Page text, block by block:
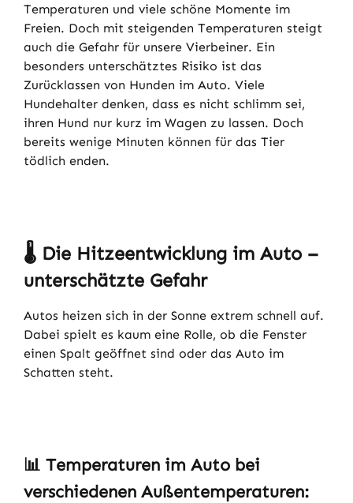
Temperaturen und viele schöne Momente im
Freien. Doch mit steigenden Temperaturen steigt
auch die Gefahr für unsere Vierbeiner. Ein
besonders unterschätztes Risiko ist das
Zurücklassen von Hunden im Auto. Viele
Hundehalter denken, dass es nicht schlimm sei,
ihren Hund nur kurz im Wagen zu lassen. Doch
bereits wenige Minuten können für das Tier
tödlich enden.
🌡️ Die Hitzeentwicklung im Auto –
unterschätzte Gefahr
Autos heizen sich in der Sonne extrem schnell auf.
Dabei spielt es kaum eine Rolle, ob die Fenster
einen Spalt geöffnet sind oder das Auto im
Schatten steht.
📊 Temperaturen im Auto bei
verschiedenen Außentemperaturen: